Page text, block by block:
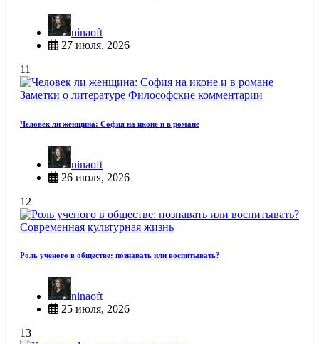
ninaoft
27 июля, 2026
11
Заметки о литературе Философские комментарии
Человек ли женщина: София на иконе и в романе
ninaoft
26 июля, 2026
12
Современная культурная жизнь
Роль ученого в обществе: познавать или воспитывать?
ninaoft
25 июля, 2026
13